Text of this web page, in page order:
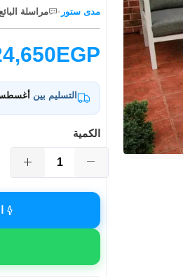
مدى ستور · مراسلة
التسليم بين أغسطس 23 -
الكمية